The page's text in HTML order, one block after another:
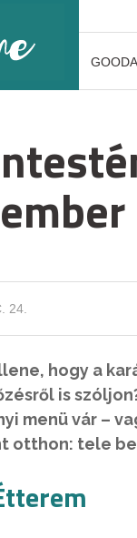
24.
hogy a
is
menü vár –
otthon: tele